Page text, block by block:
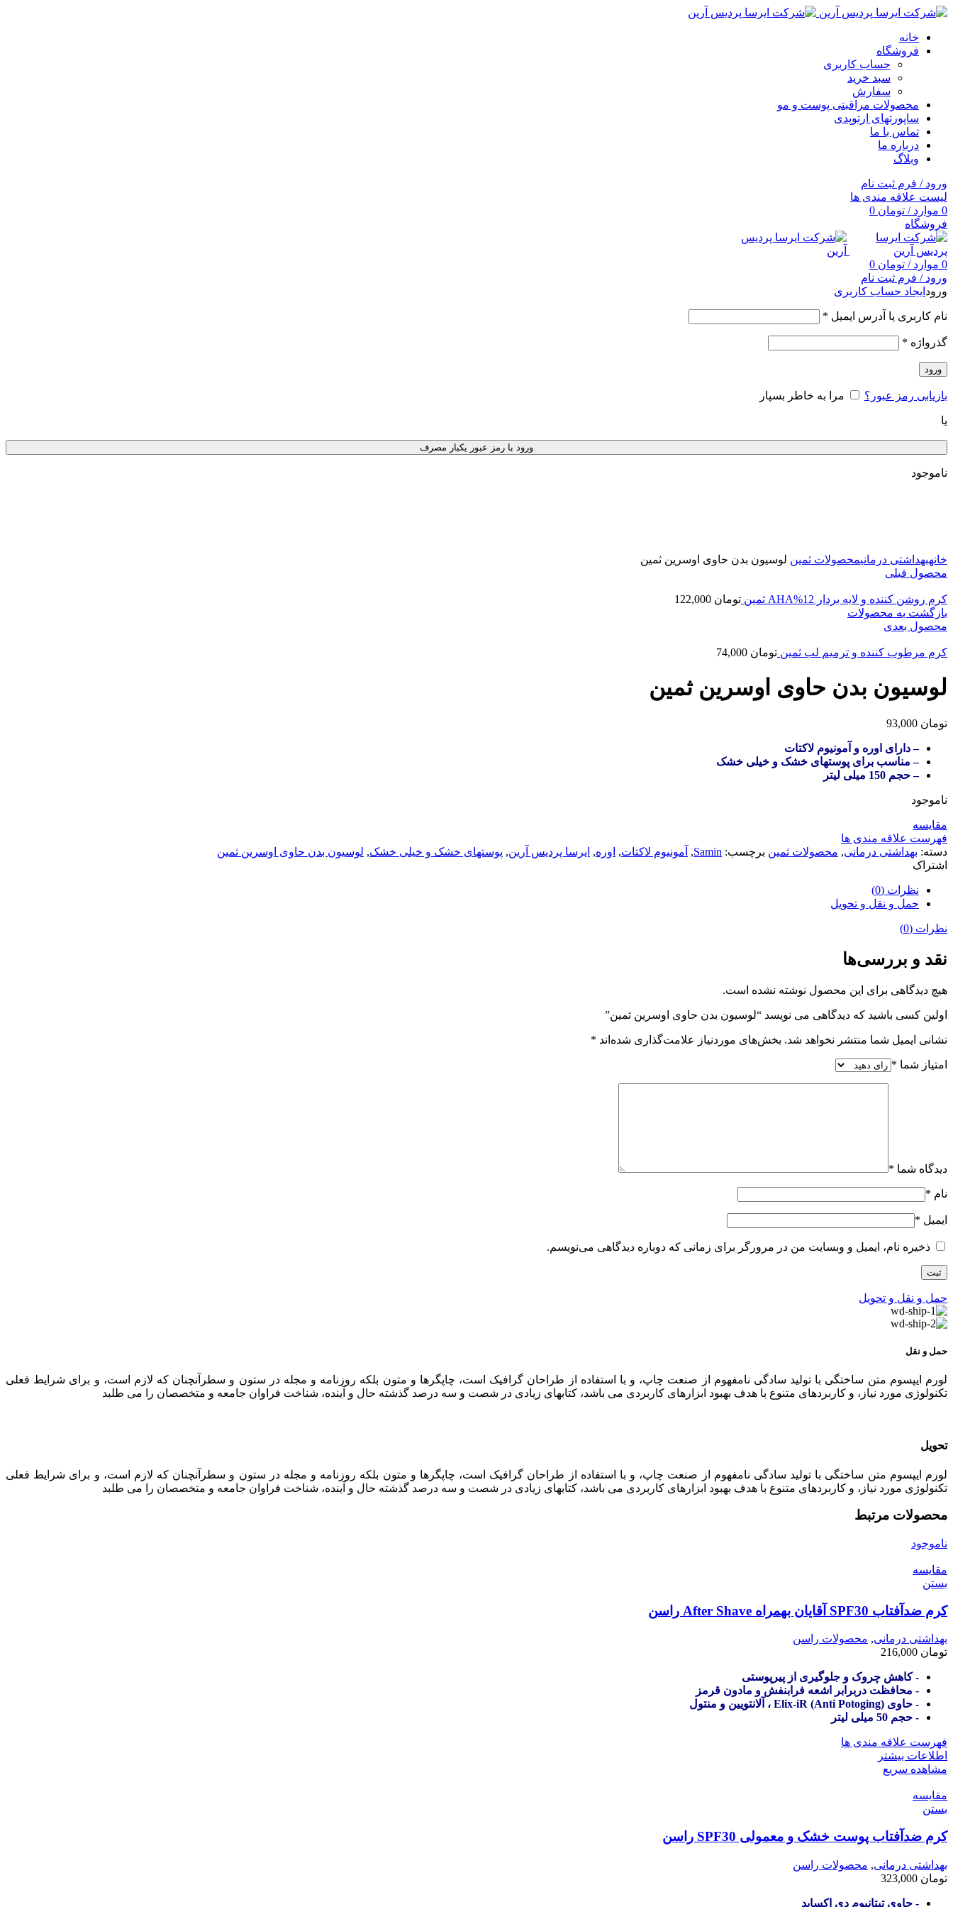
خانه
فروشگاه
حساب کاربری
سبد خرید
سفارش
محصولات مراقبتی پوست و مو
ساپورتهای ارتوپدی
تماس با ما
درباره ما
وبلاگ
ورود / فرم ثبت نام
لیست علاقه مندی ها
0 موارد / تومان
فروشگاه
0 موارد / تومان
ورود / فرم ثبت نام
ورود ایجاد حساب کاربری
نام کاربری یا آدرس ایمیل *
گذرواژه *
ورود
بازیابی رمز عبور؟ مرا به خاطر بسپار
یا
ورود با رمز عبور یکبار مصرف
ناموجود
خانهبهداشتی درمانیمحصولات ثمین لوسیون بدن حاوی اوسرین ثمین
محصول قبلی
کرم روشن کننده و لایه بردار 12%AHA ثمین تومان
بازگشت به محصولات
محصول بعدی
کرم مرطوب کننده و ترمیم لب ثمین تومان
لوسیون بدن حاوی اوسرین ثمین
تومان
– دارای اوره و آمونیوم لاکتات
– مناسب برای پوستهای خشک و خیلی خشک
– حجم 150 میلی لیتر
ناموجود
مقایسه
فهرست علاقه مندی ها
دسته: بهداشتی درمانی, محصولات ثمین برچسب: Samin
, آمونیوم لاکتات, اوره, ایرسا پردیس آرین, پوستهای خشک و خیلی خشک, لوسیون بدن حاوی اوسرین ثمین
اشتراک
نظرات (0)
حمل و نقل و تحویل
نظرات (0)
نقد و بررسی‌ها
هیچ دیدگاهی برای این محصول نوشته نشده است.
اولین کسی باشید که دیدگاهی می نویسد “لوسیون بدن حاوی اوسرین ثمین”
نشانی ایمیل شما منتشر نخواهد شد. بخش‌های موردنیاز علامت‌گذاری شده‌اند *
امتیاز شما *
دیدگاه شما *
نام *
ایمیل *
ذخیره نام، ایمیل و وبسایت من در مرورگر برای زمانی که دوباره دیدگاهی می‌نویسم.
حمل و نقل و تحویل
حمل و نقل
لورم ایپسوم متن ساختگی با تولید سادگی نامفهوم از صنعت چاپ، و با استفاده از طراحان گرافیک است، چاپگرها و متون بلکه روزنامه و مجله در ستون و سطرآنچنان که لازم است، و برای شرایط فعلی
تکنولوژی مورد نیاز، و کاربردهای متنوع با هدف بهبود ابزارهای کاربردی می باشد، کتابهای زیادی در شصت و سه درصد گذشته حال و آینده، شناخت فراوان جامعه و متخصصان را می طلبد
تحویل
لورم ایپسوم متن ساختگی با تولید سادگی نامفهوم از صنعت چاپ، و با استفاده از طراحان گرافیک است، چاپگرها و متون بلکه روزنامه و مجله در ستون و سطرآنچنان که لازم است، و برای شرایط فعلی
تکنولوژی مورد نیاز، و کاربردهای متنوع با هدف بهبود ابزارهای کاربردی می باشد، کتابهای زیادی در شصت و سه درصد گذشته حال و آینده، شناخت فراوان جامعه و متخصصان را می طلبد
محصولات مرتبط
ناموجود
مقایسه
بستن
کرم ضدآفتاب SPF30 آقایان بهمراه After Shave راسن
بهداشتی درمانی, محصولات راسن
تومان
- کاهش چروک و جلوگیری از پیرپوستی
- محافظت دربرابر اشعه فرابنفش و مادون قرمز
- حاوی (Anti Potoging) Elix-iR ، آلانتویین و منتول
- حجم 50 میلی لیتر
فهرست علاقه مندی ها
اطلاعات بیشتر
مشاهده سریع
مقایسه
بستن
کرم ضدآفتاب پوست خشک و معمولی SPF30 راسن
بهداشتی درمانی, محصولات راسن
تومان
- حاوی تیتانیوم دی اکساید